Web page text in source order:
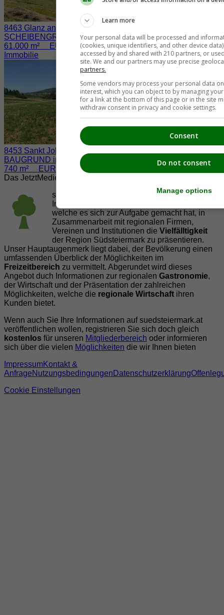
8463 Glanz an der Weinstraße / Fötschach
SCHEIBENGRUND nahe der WEINSTRASSE
61.000 m² EUR 730.000.-
Immobilie
8453 Sankt Johann im Saggautal / Eichberg
BAUGRUND inkl. BAUBESCHEID
740 m² EUR 45.000.-
Das JetztMedien.com Medien Netzwerk
suedsteiermark.at ist eine von vielen
Internetadressen der
welche es sich zur Aufgabe gemacht hat, in
Zusammenarbeit mit regionalen Firmen,
Vereinen und Institutionen die Vielfälltigkeit
der Region Südsteiermark zu präsentieren.
Unser Hauptaugenmerk liegt dabei, der Bevölkerung einen
umfassenden Überblick der Möglichkeiten im
Freizeitbereich zu vermittelt. Abgerundet wird dieses
Angebot duch Informationen zur regionalen Gastronomie,
der Wirtschaft und der Präsentation der zahlreichen
Möglichkeiten, welche die regionale Wirtschaft ihren
Kunden bietet.
Wenn auch Sie Ihre Informationen auf suedsteiermark.at
veröffentlichen wollen, registrieren Sie sich doch gleich
kostenlos für unseren Mitgliederbereich oder informieren
sich über die vielen Möglichkeiten die wir Ihnen bieten
ImpressumKontakt &
AnfrageNutzungsbedingungen Datenschutzerklärung
Cookie Einstellungen
Learn more
Your personal data will be processed and
(cookies, unique identifiers, and other device
accessed by and shared with 210 partners, or
site. We and our partners may use precise
partners.
Some vendors may process your personal data
interest, which you can object to by managing
for a link at the bottom of this page or in the site
withdraw consent in privacy and cookie settings.
Consent
Do not consent
Manage options